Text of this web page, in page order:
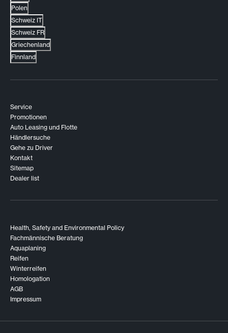
Polen
Schweiz IT
Schweiz FR
Griechenland
Finnland
Service
Promotionen
Auto Leasing und Flotte
Händlersuche
Gehe zu Driver
Kontakt
Sitemap
Dealer list
Health, Safety and Environmental Policy
Fachmännische Beratung
Aquaplaning
Reifen
Winterreifen
Homologation
AGB
Impressum